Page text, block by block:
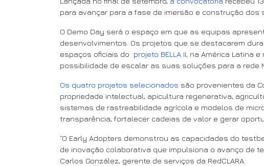
para avançar para a fase de imersão e construção
O Demo Day será o espaço em que as equipas
desenvolvimentos. Os projetos que se destacarem
espaços oficiais do projeto BELLA II, na América Latina
possibilidade de escalar as suas soluções para a rede
Os quatro projetos selecionados são provenientes da
propriedade intelectual, apicultura regenerativa,
sistemas de rastreabilidade agrícola e modelos de
transparência, fortalecer cadeias de valor e gerar
“O Early Adopters demonstrou as capacidades do
de inovação colaborativa que impulsiona o avanço de
Carlos González, gerente de serviços da RedCLARA.